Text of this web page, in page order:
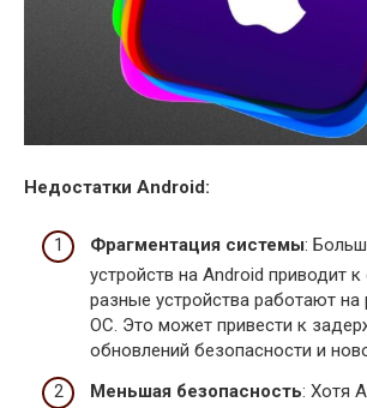
Недостатки Android:
Фрагментация системы:
устройств на Android приводит
разные устройства работают на
ОС. Это может привести к
обновлений безопасности и
Меньшая безопасность: Хотя